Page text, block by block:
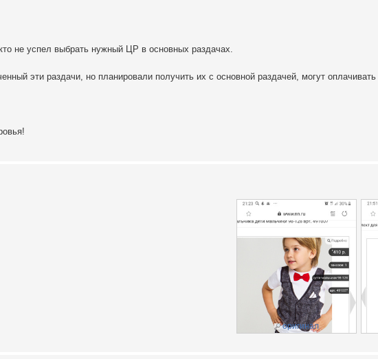
не успел выбрать нужный ЦР в основных раздачах.
эти раздачи, но планировали получить их с основной раздачей, могут
оригинал